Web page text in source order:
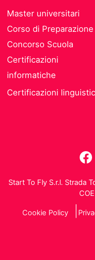
Master universitari
Corso di Preparazione
Concorso Scuola
Certificazioni
informatiche
Certificazioni
Start To Fly S.r.l. Strada
Cookie Policy